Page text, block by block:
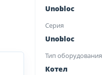
Unobloc
Серия
Unobloc
Тип оборудования
Котел